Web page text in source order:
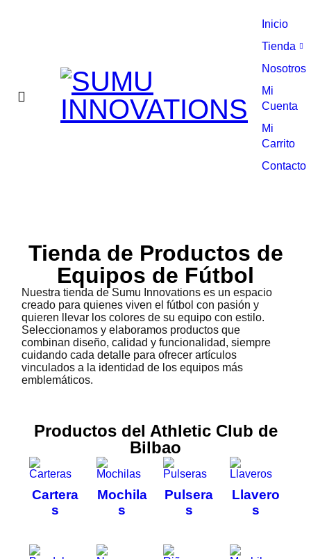
Inicio
Tienda
Nosotros
Mi
Cuenta
Mi
Carrito
Contacto
Tienda de Productos de
Equipos de Fútbol
Nuestra tienda de Sumu Innovations es un espacio
creado para quienes viven el fútbol con pasión y
quieren llevar los colores de su equipo con estilo.
Seleccionamos y elaboramos productos que
combinan diseño, calidad y funcionalidad, siempre
cuidando cada detalle para ofrecer artículos
vinculados a la identidad de los equipos más
emblemáticos.
Productos del Athletic Club de
Bilbao
Cartera
s
Mochila
s
Pulsera
s
Llavero
s